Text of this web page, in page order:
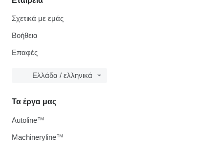
Σχετικά με εμάς
Βοήθεια
Επαφές
Ελλάδα / ελληνικά
Τα έργα μας
Autoline™
Machineryline™